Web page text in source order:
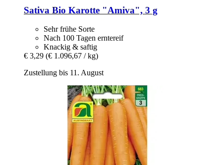
Sativa Bio Karotte "Amiva", 3 g
Sehr frühe Sorte
Nach 100 Tagen erntereif
Knackig & saftig
€ 3,29 (€ 1.096,67 / kg)
Zustellung bis 11. August